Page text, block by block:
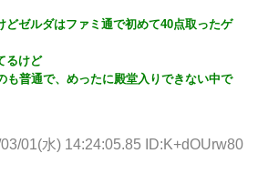
どゼルダはファミ通で初めて40点取ったゲ
るけど
も普通で、めったに殿堂入りできない中で
01(水) 14:24:05.85 ID:K+dOUrw80